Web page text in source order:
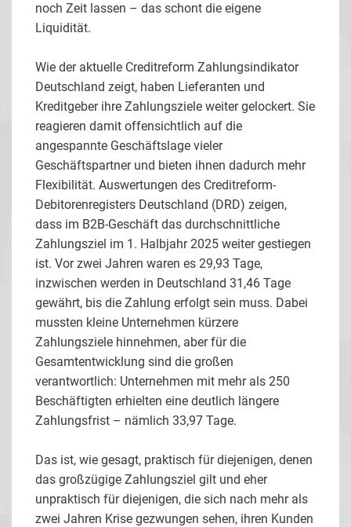
noch Zeit lassen – das schont die eigene
Liquidität.
Wie der aktuelle Creditreform Zahlungsindikator
Deutschland zeigt, haben Lieferanten und
Kreditgeber ihre Zahlungsziele weiter gelockert. Sie
reagieren damit offensichtlich auf die
angespannte Geschäftslage vieler
Geschäftspartner und bieten ihnen dadurch mehr
Flexibilität. Auswertungen des Creditreform-
Debitorenregisters Deutschland (DRD) zeigen,
dass im B2B-Geschäft das durchschnittliche
Zahlungsziel im 1. Halbjahr 2025 weiter gestiegen
ist. Vor zwei Jahren waren es 29,93 Tage,
inzwischen werden in Deutschland 31,46 Tage
gewährt, bis die Zahlung erfolgt sein muss. Dabei
mussten kleine Unternehmen kürzere
Zahlungsziele hinnehmen, aber für die
Gesamtentwicklung sind die großen
verantwortlich: Unternehmen mit mehr als 250
Beschäftigten erhielten eine deutlich längere
Zahlungsfrist – nämlich 33,97 Tage.
Das ist, wie gesagt, praktisch für diejenigen, denen
das großzügige Zahlungsziel gilt und eher
unpraktisch für diejenigen, die sich nach mehr als
zwei Jahren Krise gezwungen sehen, ihren Kunden